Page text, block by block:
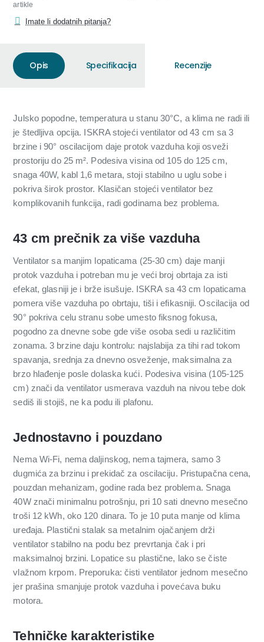
artikle
Imate li dodatnih pitanja?
Opis Specifikacija Recenzije
Julsko popodne, temperatura u stanu 30°C, a klima ne radi ili
je štedljiva opcija. ISKRA stojeći ventilator od 43 cm sa 3
brzine i 90° oscilacijom daje protok vazduha koji osveži
prostoriju do 25 m². Podesiva visina od 105 do 125 cm,
snaga 40W, kabl 1,6 metara, stoji stabilno u uglu sobe i
pokriva širok prostor. Klasičan stojeći ventilator bez
komplikovanih funkcija, radi godinama bez problema.
43 cm prečnik za više vazduha
Ventilator sa manjim lopaticama (25-30 cm) daje manji
protok vazduha i potreban mu je veći broj obrtaja za isti
efekat, glasniji je i brže isušuje. ISKRA sa 43 cm lopaticama
pomera više vazduha po obrtaju, tiši i efikasniji. Oscilacija od
90° pokriva celu stranu sobe umesto fiksnog fokusa,
pogodno za dnevne sobe gde više osoba sedi u različitim
zonama. 3 brzine daju kontrolu: najslabija za tihi rad tokom
spavanja, srednja za dnevno osveženje, maksimalna za
brzo hlađenje posle dolaska kući. Podesiva visina (105-125
cm) znači da ventilator usmerava vazduh na nivou tebe dok
sediš ili stojiš, ne ka podu ili plafonu.
Jednostavno i pouzdano
Nema Wi-Fi, nema daljinskog, nema tajmera, samo 3
dugmića za brzinu i prekidač za oscilaciju. Pristupačna cena,
pouzdan mehanizam, godine rada bez problema. Snaga
40W znači minimalnu potrošnju, pri 10 sati dnevno mesečno
troši 12 kWh, oko 120 dinara. To je 10 puta manje od klima
uređaja. Plastični stalak sa metalnim ojačanjem drži
ventilator stabilno na podu bez prevrtanja čak i pri
maksimalnoj brzini. Lopatice su plastične, lako se čiste
vlažnom krpom. Preporuka: čisti ventilator jednom mesečno
jer prašina smanjuje protok vazduha i povećava buku
motora.
Tehničke karakteristike